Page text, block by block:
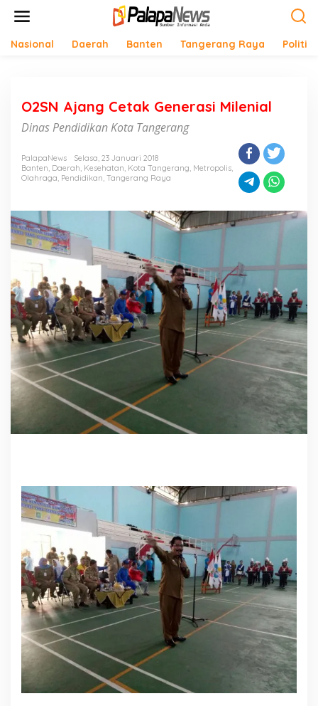
Nasional Daerah Banten Tangerang Raya Politik
O2SN Ajang Cetak Generasi Milenial
Dinas Pendidikan Kota Tangerang
PalapaNews
Selasa, 23 Januari 2018
Banten, Daerah, Kesehatan, Kota Tangerang, Metropolis,
Olahraga, Pendidikan, Tangerang Raya